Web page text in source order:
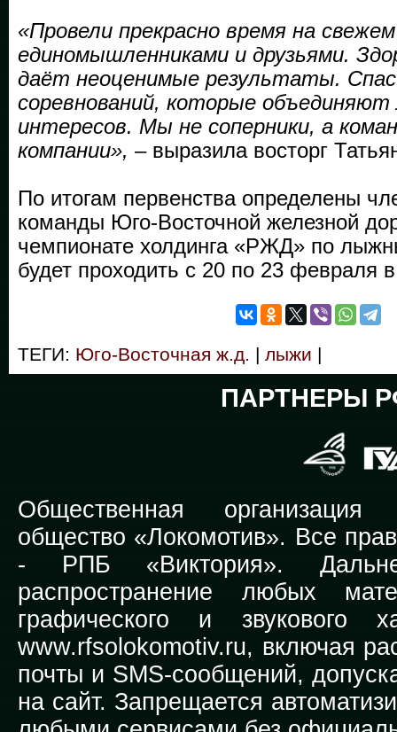
«Провели прекрасно время на свежем
единомышленниками и друзьями.
даёт неоценимые результаты.
соревнований, которые объединяют
интересов. Мы не соперники, а
компании», – выразила восторг
По итогам первенства определены
команды Юго-Восточной железной
чемпионате холдинга «РЖД» по
будет проходить с 20 по 23 февраля
ТЕГИ: Юго-Восточная ж.д. | лыжи |
ПАРТНЕРЫ
Общественная организация
общество «Локомотив». Все
- РПБ «Виктория».
распространение любых
графического и звукового
www.rfsolokomotiv.ru, включая
почты и SMS-сообщений,
на сайт. Запрещается